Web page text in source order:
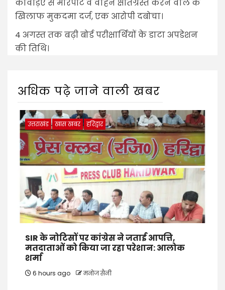
कांवड़िए से मारपीट व वाहन क्षतिग्रस्त करने वाले के
खिलाफ मुकदमा दर्ज, एक आरोपी दबोचा।
4 अगस्त तक बढ़ी बोर्ड परीक्षार्थियों के डाटा अपडेशन
की तिथि।
अधिक पढ़े जाने वाली खबर
उत्तराखंड खास खबर हरिद्वार
SIR के नोटिसों पर कांग्रेस ने जताई आपत्ति,
मतदाताओं को किया जा रहा परेशान: आलोक
शर्मा
6 hours ago मनोज सैनी